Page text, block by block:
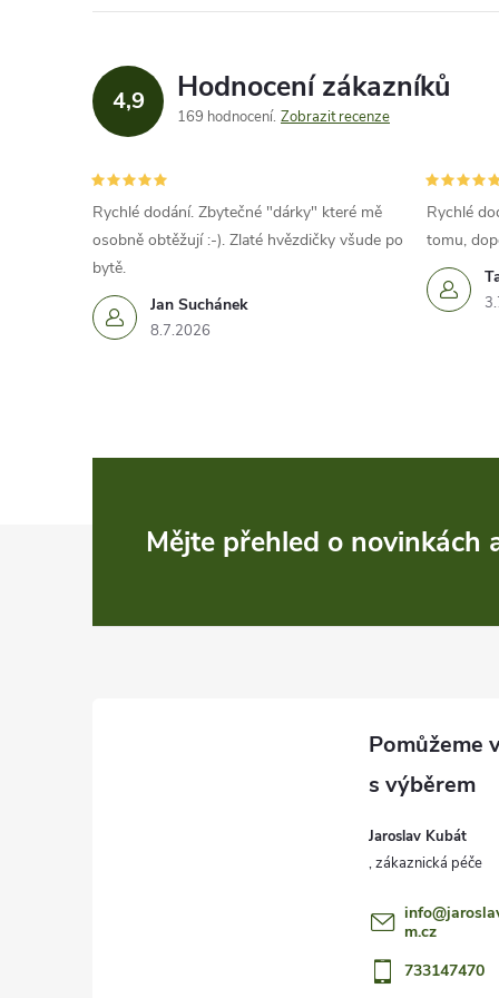
4,9 Hodnocení zákazníků
169 hodnocení Zobrazit recenze
Jan Suchánek
8.7.2026
Rychlé dodání. Zbytečné "dárky" které mě
osobně obtěžují :-). Zlaté hvězdičky všude po
bytě.
Rychlé
tomu,
Mějte přehled o novinkách
Jaroslav Kubát
info@
m.cz
733147470